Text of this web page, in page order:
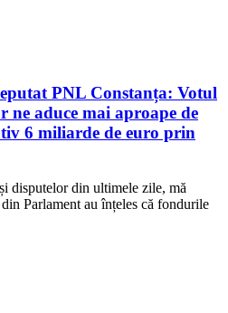
PNL Constanța: Votul
ne aduce mai aproape de
6 miliarde de euro prin
disputelor din ultimele zile, mă
Parlament au înțeles că fondurile